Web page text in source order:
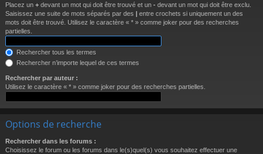
Placez un + devant un mot qui doit être trouvé et un - devant un mot qui doit être exclu.
Saisissez une suite de mots séparés par des | entre crochets si uniquement un des
mots doit être trouvé. Utilisez le caractère « * » comme joker pour des recherches
partielles.
Rechercher tous les termes
Rechercher n’importe lequel de ces termes
Rechercher par auteur :
Utilisez le caractère « * » comme joker pour des recherches partielles.
Options de recherche
Rechercher dans les forums :
Choisissez le forum ou les forums dans le(s)quel(s) vous souhaitez effectuer une